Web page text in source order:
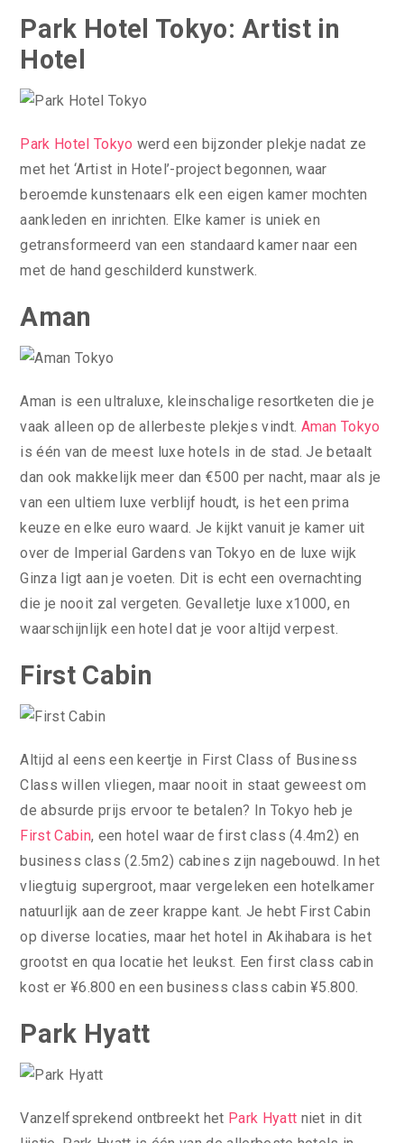
Park Hotel Tokyo: Artist in
Hotel
Park Hotel Tokyo werd een bijzonder plekje nadat ze
met het ‘Artist in Hotel’-project begonnen, waar
beroemde kunstenaars elk een eigen kamer mochten
aankleden en inrichten. Elke kamer is uniek en
getransformeerd van een standaard kamer naar een
met de hand geschilderd kunstwerk.
Aman
Aman is een ultraluxe, kleinschalige resortketen die je
vaak alleen op de allerbeste plekjes vindt. Aman Tokyo
is één van de meest luxe hotels in de stad. Je betaalt
dan ook makkelijk meer dan €500 per nacht, maar als je
van een ultiem luxe verblijf houdt, is het een prima
keuze en elke euro waard. Je kijkt vanuit je kamer uit
over de Imperial Gardens van Tokyo en de luxe wijk
Ginza ligt aan je voeten. Dit is echt een overnachting
die je nooit zal vergeten. Gevalletje luxe x1000, en
waarschijnlijk een hotel dat je voor altijd verpest.
First Cabin
Altijd al eens een keertje in First Class of Business
Class willen vliegen, maar nooit in staat geweest om
de absurde prijs ervoor te betalen? In Tokyo heb je
First Cabin, een hotel waar de first class (4.4m2) en
business class (2.5m2) cabines zijn nagebouwd. In het
vliegtuig supergroot, maar vergeleken een hotelkamer
natuurlijk aan de zeer krappe kant. Je hebt First Cabin
op diverse locaties, maar het hotel in Akihabara is het
grootst en qua locatie het leukst. Een first class cabin
kost er ¥6.800 en een business class cabin ¥5.800.
Park Hyatt
Vanzelfsprekend ontbreekt het Park Hyatt niet in dit